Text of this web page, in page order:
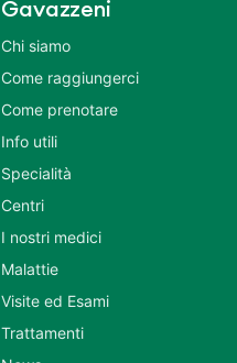
Gavazzeni
Chi siamo
Come raggiungerci
Come prenotare
Info utili
Specialità
Centri
I nostri medici
Malattie
Visite ed Esami
Trattamenti